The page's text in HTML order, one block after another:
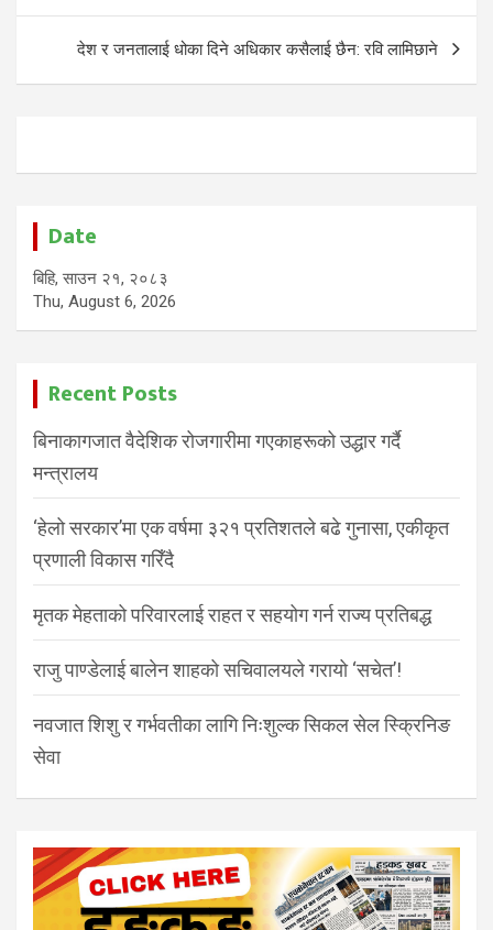
देश र जनतालाई धोका दिने अधिकार कसैलाई छैन: रवि लामिछाने
Date
बिहि, साउन २१, २०८३
Thu, August 6, 2026
Recent Posts
बिनाकागजात वैदेशिक रोजगारीमा गएकाहरूको उद्धार गर्दै
मन्त्रालय
‘हेलो सरकार’मा एक वर्षमा ३२१ प्रतिशतले बढे गुनासा, एकीकृत
प्रणाली विकास गरिँदै
मृतक मेहताको परिवारलाई राहत र सहयोग गर्न राज्य प्रतिबद्ध
राजु पाण्डेलाई बालेन शाहको सचिवालयले गरायो ‘सचेत’!
नवजात शिशु र गर्भवतीका लागि निःशुल्क सिकल सेल स्क्रिनिङ
सेवा